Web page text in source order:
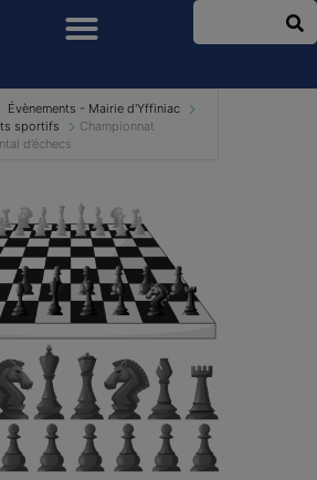
Évènements - Mairie d'Yffiniac
sportifs
Championnat
d’échecs